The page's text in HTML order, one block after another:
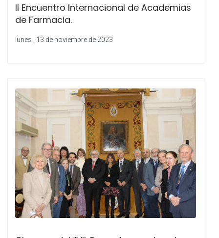
II Encuentro Internacional de Academias
de Farmacia.
lunes , 13 de noviembre de 2023